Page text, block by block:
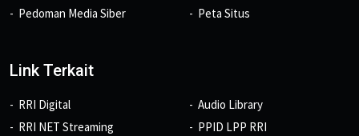
Pedoman Media Siber
Peta Situs
Link Terkait
RRI Digital
RRI NET Streaming
Audio Library
PPID LPP RRI